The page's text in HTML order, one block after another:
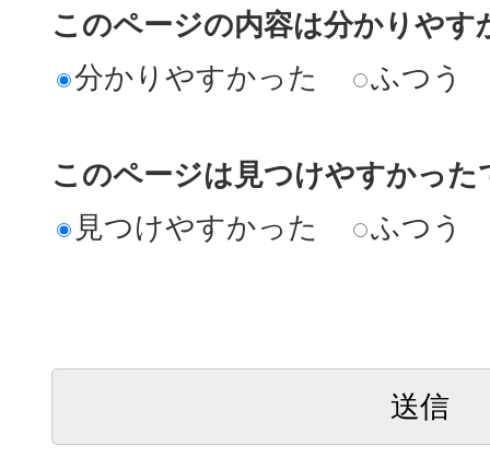
このページの内容は分かりやす
分かりやすかった
ふつう
このページは見つけやすかった
見つけやすかった
ふつう